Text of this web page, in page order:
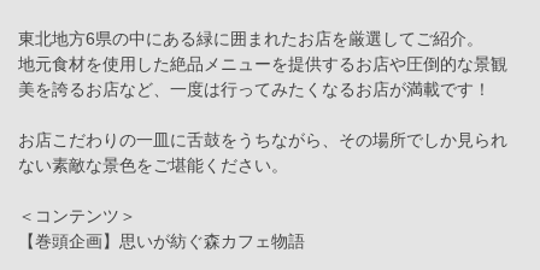
東北地方6県の中にある緑に囲まれたお店を厳選してご紹介。
地元食材を使用した絶品メニューを提供するお店や圧倒的な景観
美を誇るお店など、一度は行ってみたくなるお店が満載です！
お店こだわりの一皿に舌鼓をうちながら、その場所でしか見られ
ない素敵な景色をご堪能ください。
＜コンテンツ＞
【巻頭企画】思いが紡ぐ森カフェ物語